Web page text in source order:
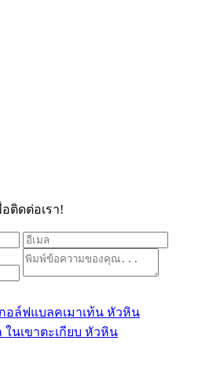
ติดต่อเรา!
อล์ฟแบลคเมาเท้น หัวหิน
ในเขาตะเกียบ หัวหิน